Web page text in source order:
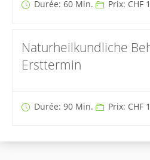
Durée: 60 Min. Prix: CHF
Naturheilkundliche
Ersttermin
Durée: 90 Min. Prix: CHF